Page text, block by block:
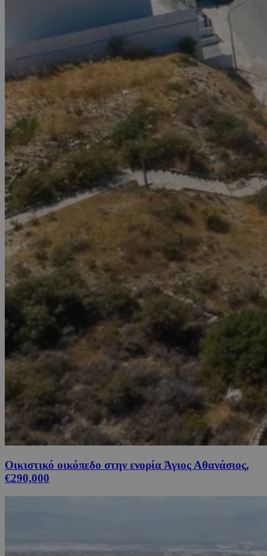
Οικιστικό οικόπεδο στην ενορία Άγιος Αθανάσιος,
€290,000